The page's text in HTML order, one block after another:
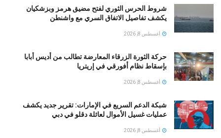
شروط الحرس الثوري لفتح مضيق هرمز وبزشكيان
يكشف تفاصيل الاتفاق السري مع واشنطن
أغسطس 8, 2026
حركة الثورة الزرقاء المعارضة تطالب من أديس أبابا
بإسقاط نظام أفورقي في إريتريا
أغسطس 8, 2026
شبكة الدعم السريع في الإمارات: تقرير جديد يكشف
عمليات غسيل الأموال لعائلة دقلو في دبي
أغسطس 8, 2026